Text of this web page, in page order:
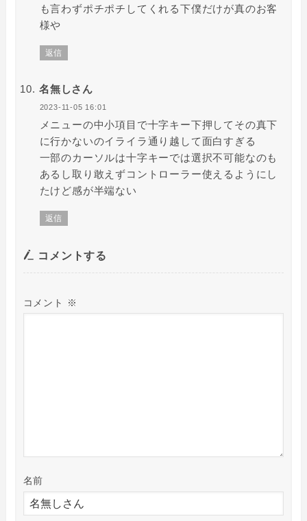
も言わずポチポチしてくれる下僕だけが真のお客
様や
返信
名無しさん
2023-11-05 16:01
メニューの中小項目で十字キー下押してその真下
に行かないのイライラ通り越して面白すぎる
一部のカーソルは十字キーでは選択不可能なのも
あるし取り敢えずコントローラー使えるようにし
たけど感が半端ない
返信
コメントする
コメント ※
名前